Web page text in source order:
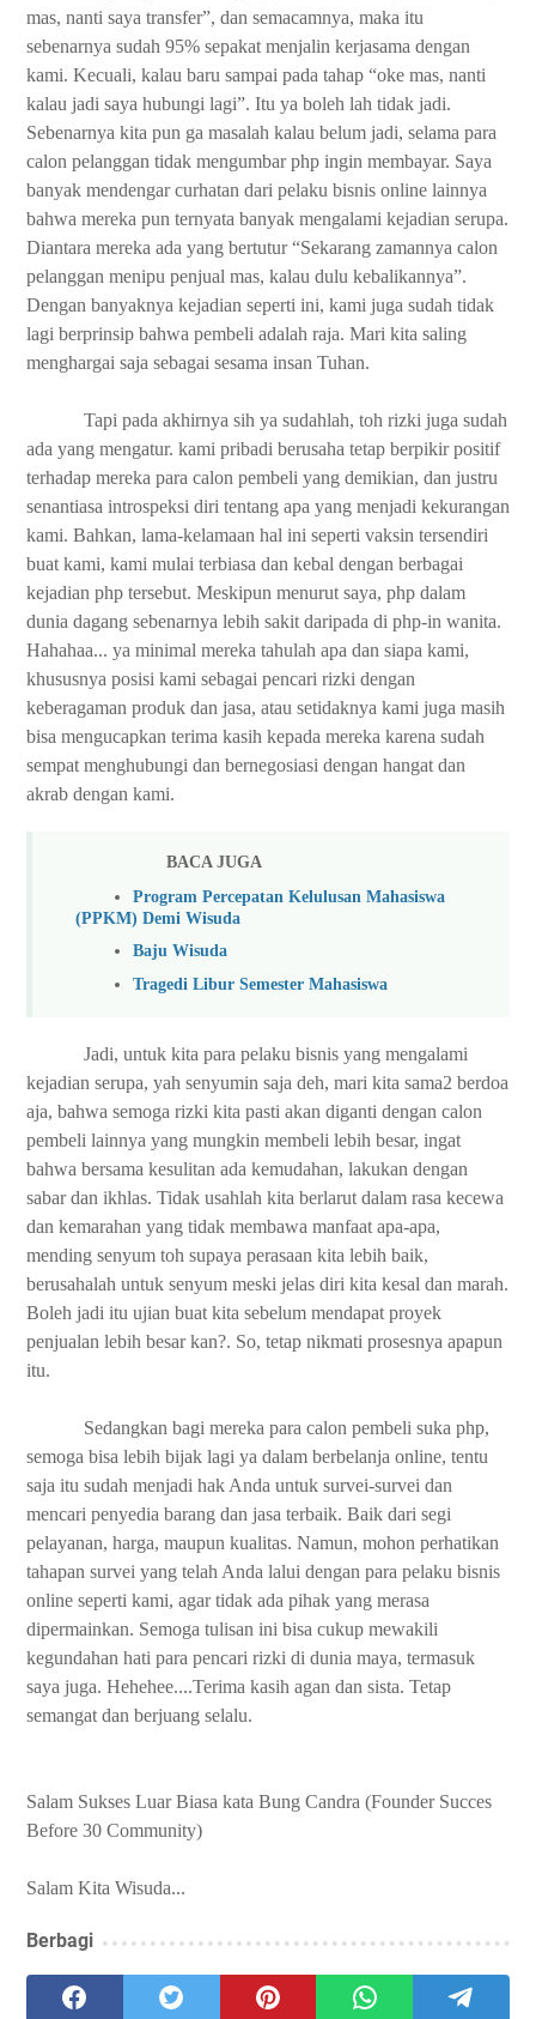
mas, nanti saya transfer”, dan semacamnya, maka itu
sebenarnya sudah 95% sepakat menjalin kerjasama dengan
kami. Kecuali, kalau baru sampai pada tahap “oke mas, nanti
kalau jadi saya hubungi lagi”. Itu ya boleh lah tidak jadi.
Sebenarnya kita pun ga masalah kalau belum jadi, selama para
calon pelanggan tidak mengumbar php ingin membayar. Saya
banyak mendengar curhatan dari pelaku bisnis online lainnya
bahwa mereka pun ternyata banyak mengalami kejadian serupa.
Diantara mereka ada yang bertutur “Sekarang zamannya calon
pelanggan menipu penjual mas, kalau dulu kebalikannya”.
Dengan banyaknya kejadian seperti ini, kami juga sudah tidak
lagi berprinsip bahwa pembeli adalah raja. Mari kita saling
menghargai saja sebagai sesama insan Tuhan.
Tapi pada akhirnya sih ya sudahlah, toh rizki juga sudah
ada yang mengatur. kami pribadi berusaha tetap berpikir positif
terhadap mereka para calon pembeli yang demikian, dan justru
senantiasa introspeksi diri tentang apa yang menjadi kekurangan
kami. Bahkan, lama-kelamaan hal ini seperti vaksin tersendiri
buat kami, kami mulai terbiasa dan kebal dengan berbagai
kejadian php tersebut. Meskipun menurut saya, php dalam
dunia dagang sebenarnya lebih sakit daripada di php-in wanita.
Hahahaa... ya minimal mereka tahulah apa dan siapa kami,
khususnya posisi kami sebagai pencari rizki dengan
keberagaman produk dan jasa, atau setidaknya kami juga masih
bisa mengucapkan terima kasih kepada mereka karena sudah
sempat menghubungi dan bernegosiasi dengan hangat dan
akrab dengan kami.
BACA JUGA
Program Percepatan Kelulusan Mahasiswa
(PPKM) Demi Wisuda
Baju Wisuda
Tragedi Libur Semester Mahasiswa
Jadi, untuk kita para pelaku bisnis yang mengalami
kejadian serupa, yah senyumin saja deh, mari kita sama2 berdoa
aja, bahwa semoga rizki kita pasti akan diganti dengan calon
pembeli lainnya yang mungkin membeli lebih besar, ingat
bahwa bersama kesulitan ada kemudahan, lakukan dengan
sabar dan ikhlas. Tidak usahlah kita berlarut dalam rasa kecewa
dan kemarahan yang tidak membawa manfaat apa-apa,
mending senyum toh supaya perasaan kita lebih baik,
berusahalah untuk senyum meski jelas diri kita kesal dan marah.
Boleh jadi itu ujian buat kita sebelum mendapat proyek
penjualan lebih besar kan?. So, tetap nikmati prosesnya apapun
itu.
Sedangkan bagi mereka para calon pembeli suka php,
semoga bisa lebih bijak lagi ya dalam berbelanja online, tentu
saja itu sudah menjadi hak Anda untuk survei-survei dan
mencari penyedia barang dan jasa terbaik. Baik dari segi
pelayanan, harga, maupun kualitas. Namun, mohon perhatikan
tahapan survei yang telah Anda lalui dengan para pelaku bisnis
online seperti kami, agar tidak ada pihak yang merasa
dipermainkan. Semoga tulisan ini bisa cukup mewakili
kegundahan hati para pencari rizki di dunia maya, termasuk
saya juga. Hehehee....Terima kasih agan dan sista. Tetap
semangat dan berjuang selalu.
Salam Sukses Luar Biasa kata Bung Candra (Founder Succes
Before 30 Community)
Salam Kita Wisuda...
Berbagi